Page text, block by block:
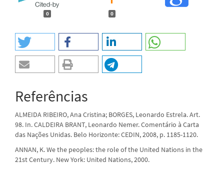
0 0
Referências
ALMEIDA RIBEIRO, Ana Cristina; BORGES, Leonardo Estrela. Art.
98. In. CALDEIRA BRANT, Leonardo Nemer. Comentário à Carta
das Nações Unidas. Belo Horizonte: CEDIN, 2008, p. 1185-1120.
ANNAN, K. We the peoples: the role of the United Nations in the
21st Century. New York: United Nations, 2000.